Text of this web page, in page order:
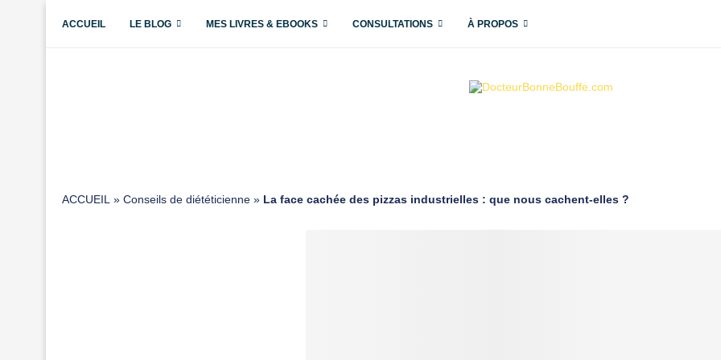
ACCUEIL LE BLOG MES LIVRES & EBOOKS CONSULTATIONS À PROPOS
ACCUEIL » Conseils de diététicienne » La face cachée des pizzas industrielles : que nous cachent-elles ?